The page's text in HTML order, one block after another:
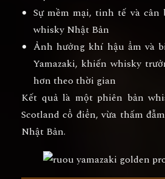
Sự mềm mại, tinh tế và cân
whisky Nhật Bản
Ảnh hưởng khí hậu ẩm và
Yamazaki, khiến whisky
hơn theo thời gian
Kết quả là một phiên bản
Scotland cổ điển, vừa thấm
Nhật Bản.